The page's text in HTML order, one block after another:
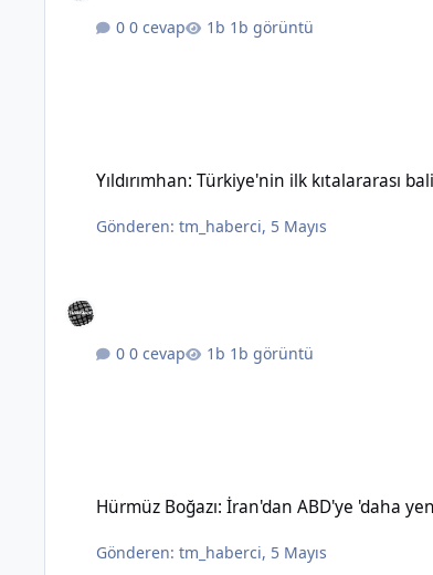
0 cevap 1b görüntü
Yıldırımhan: Türkiye'nin ilk kıtalararası
Gönderen:tm_haberci, 5 Mayıs
0 cevap 1b görüntü
Hürmüz Boğazı: İran'dan ABD'ye 'daha
Gönderen:tm_haberci, 5 Mayıs